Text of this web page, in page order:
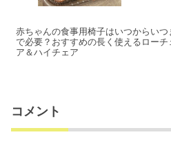
赤ちゃんの食事用椅子はいつからいつ
で必要？おすすめの長く使えるローチ
ア＆ハイチェア
コメント